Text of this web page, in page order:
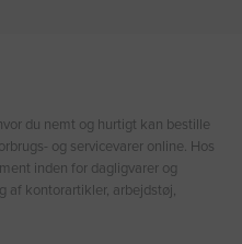
du nemt og hurtigt kan bestille
og servicevarer online. Hos
inden for dagligvarer og
af kontorartikler, arbejdstøj,